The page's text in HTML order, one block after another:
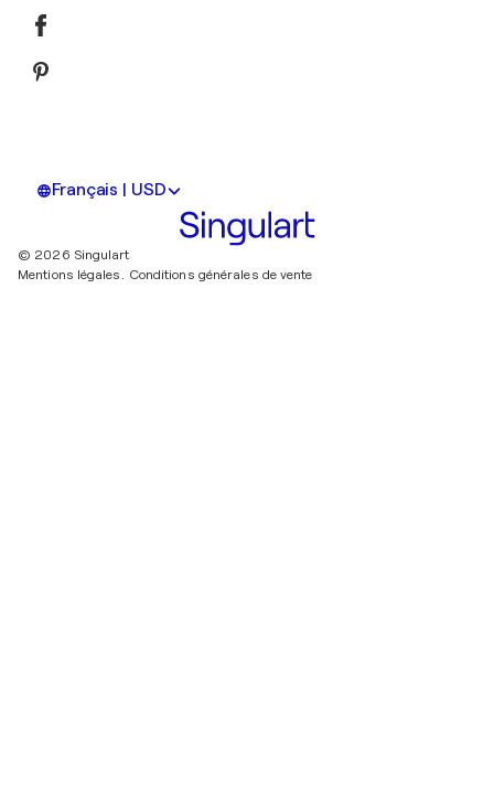
Français | USD
© 2026 Singulart
Mentions légales. Conditions générales de vente